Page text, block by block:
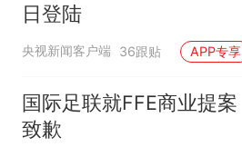
日登陆
央视新闻客户端 36跟贴 APP专享
国际足联就FFE商业提案
致歉